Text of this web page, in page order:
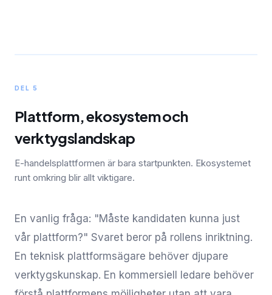
DEL 5
Plattform, ekosystem och
verktygslandskap
E-handelsplattformen är bara startpunkten. Ekosystemet
runt omkring blir allt viktigare.
En vanlig fråga: "Måste kandidaten kunna just
vår plattform?" Svaret beror på rollens inriktning.
En teknisk plattformsägare behöver djupare
verktygskunskap. En kommersiell ledare behöver